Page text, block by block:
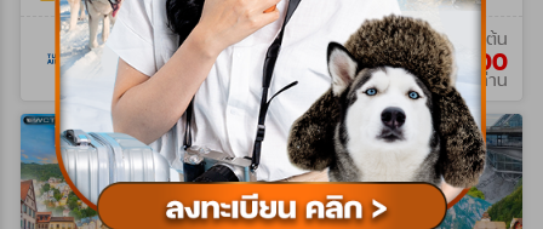
เริ่มต้น
69,900
บาท/ท่าน
เริ่มต้น
79,900
บาท/ท่าน